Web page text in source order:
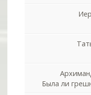
Была ли